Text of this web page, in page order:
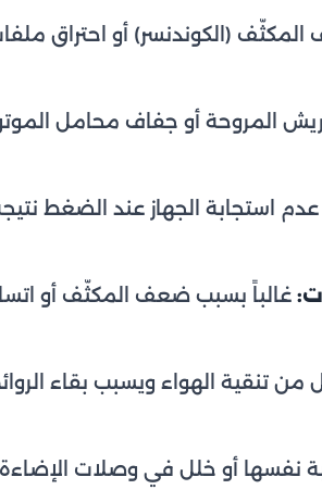
المكثّف (الكوندنسر) أو احتراق
المروحة أو جفاف محامل
عدم استجابة الجهاز عند الضغط
غالباً بسبب ضعف المكثّف أو
من تنقية الهواء ويسبب بقاء
نفسها أو خلل في وصلات الإضاءة